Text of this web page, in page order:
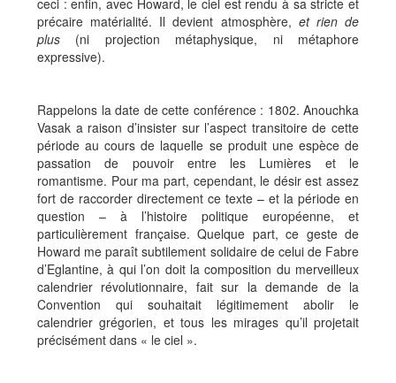
ceci : enfin, avec Howard, le ciel est rendu à sa stricte et
précaire matérialité. Il devient atmosphère, et rien de
plus (ni projection métaphysique, ni métaphore
expressive).
Rappelons la date de cette conférence : 1802. Anouchka
Vasak a raison d’insister sur l’aspect transitoire de cette
période au cours de laquelle se produit une espèce de
passation de pouvoir entre les Lumières et le
romantisme. Pour ma part, cependant, le désir est assez
fort de raccorder directement ce texte – et la période en
question – à l’histoire politique européenne, et
particulièrement française. Quelque part, ce geste de
Howard me paraît subtilement solidaire de celui de Fabre
d’Eglantine, à qui l’on doit la composition du merveilleux
calendrier révolutionnaire, fait sur la demande de la
Convention qui souhaitait légitimement abolir le
calendrier grégorien, et tous les mirages qu’il projetait
précisément dans « le ciel ».